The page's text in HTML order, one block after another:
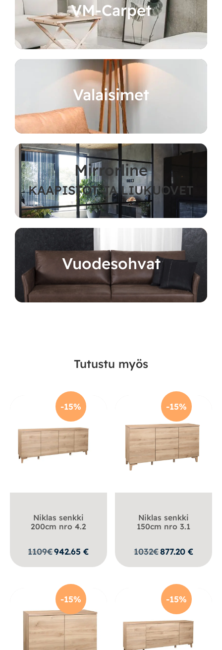
VM-Carpet
Valaisimet
Mirrorline
KAAPISTOT JA LIUKUOVET
Vuodesohvat
Tutustu myös
-15%
Niklas senkki
200cm nro 4.2
1109€942.65€
-15%
Niklas senkki
150cm nro 3.1
1032€877.20€
-15% -15%